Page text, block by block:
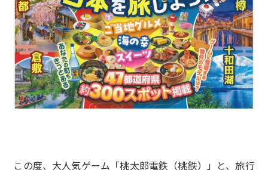
この度、大人気ゲーム「桃太郎電鉄（桃鉄）」と、旅行